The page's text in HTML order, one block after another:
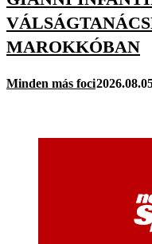
MAROKKÓBAN
Minden más foci